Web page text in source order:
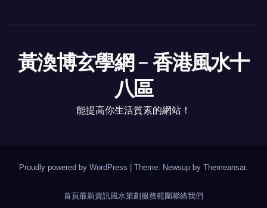
黃渙博玄學網﹣香港風水十
八區
能提高你生活質素的網站！
Proudly powered by WordPress Theme: Newsup by Themeansar.
首頁最新資訊風水策劃 服務範圍聯絡我們